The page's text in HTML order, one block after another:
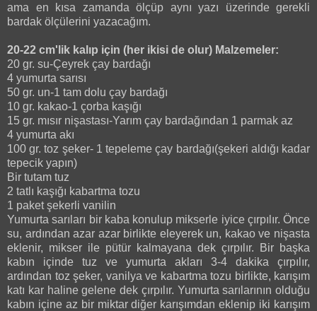
ama en kısa zamanda ölçüp aynı yazı üzerinde gerekli
bardak ölçülerini yazacağım.
20-22 cm'lik kalıp için (her ikisi de olur) Malzemeler:
20 gr. su-Çeyrek çay bardağı
4 yumurta sarısı
50 gr. un-1 tam dolu çay bardağı
10 gr. kakao-1 çorba kaşığı
15 gr. mısır nişastası-Yarım çay bardağından 1 parmak az
4 yumurta akı
100 gr. toz şeker- 1 tepeleme çay bardağı(şekeri aldığı kadar
tepecik yapın)
Bir tutam tuz
2 tatlı kaşığı kabartma tozu
1 paket şekerli vanilin
Yumurta sarıları bir kaba konulup mikserle iyice çırpılır. Önce
su, ardından azar azar birlikte eleyerek un, kakao ve nişasta
eklenir, mikser ile pütür kalmayana dek çırpılır. Bir başka
kabın içinde tuz ve yumurta akları 3-4 dakika çırpılır,
ardından toz şeker, vanilya ve kabartma tozu birlikte, karışım
katı kar haline gelene dek çırpılır. Yumurta sarılarının olduğu
kabın içine az bir miktar diğer karışımdan eklenip iki karışım